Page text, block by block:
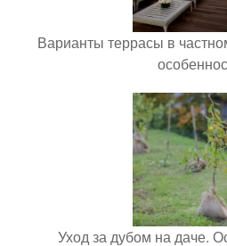
Варианты террасы в
Уход за дубом на даче.